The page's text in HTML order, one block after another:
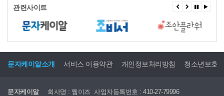
관련사이트
문자케이알소개 서비스 이용약관 개인정보처리방침 청소년보호
문자케이알 회사명 : 웹이즈 사업자등록번호 : 410-27-79996